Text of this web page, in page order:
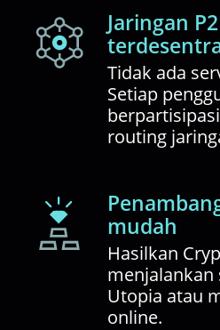
Jaringan
Tidak ada
Setiap
routing
mudah
Hasilkan
Utopia atau
online.